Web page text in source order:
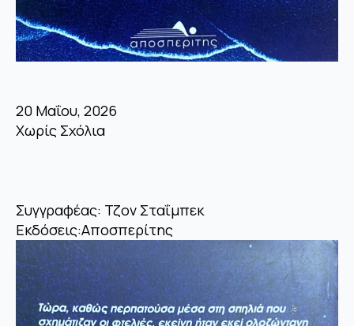
20 Μαΐου, 2026
Χωρίς Σχόλια
Συγγραφέας: Τζον Σταΐμπεκ
Εκδόσεις:Αποσπερίτης